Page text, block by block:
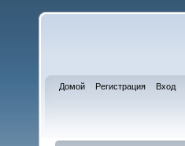
Домой Регистрация Вход